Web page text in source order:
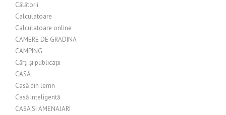
Călătorii
Calculatoare
Calculatoare online
CAMERE DE GRADINA
CAMPING
Cărți și publicații
CASĂ
Casă din lemn
Casă inteligentă
CASA SI AMENAJARI